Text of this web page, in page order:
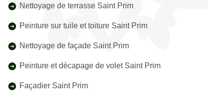
Nettoyage de terrasse Saint Prim
Peinture sur tuile et toiture Saint Prim
Nettoyage de façade Saint Prim
Peinture et décapage de volet Saint Prim
Façadier Saint Prim